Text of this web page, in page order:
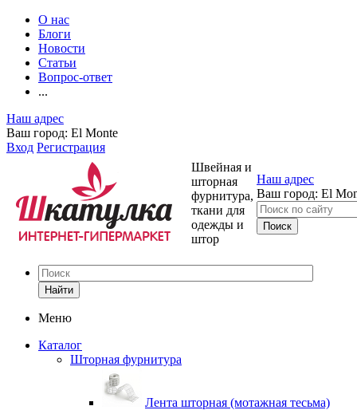
О нас
Блоги
Новости
Статьи
Вопрос-ответ
...
Наш адрес
Ваш город: El Monte
Вход Регистрация
Швейная и
шторная
фурнитура,
ткани для
одежды и
штор
Наш адрес
Ваш город: El
Найти
Меню
Каталог
Шторная фурнитура
Лента шторная (мотажная тесьма)